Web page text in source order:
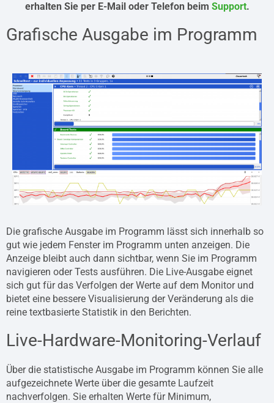
erhalten Sie per E-Mail oder Telefon beim Support.
Grafische Ausgabe im Programm
Die grafische Ausgabe im Programm lässt sich innerhalb so
gut wie jedem Fenster im Programm unten anzeigen. Die
Anzeige bleibt auch dann sichtbar, wenn Sie im Programm
navigieren oder Tests ausführen. Die Live-Ausgabe eignet
sich gut für das Verfolgen der Werte auf dem Monitor und
bietet eine bessere Visualisierung der Veränderung als die
reine textbasierte Statistik in den Berichten.
Live-Hardware-Monitoring-Verlauf
Über die statistische Ausgabe im Programm können Sie alle
aufgezeichnete Werte über die gesamte Laufzeit
nachverfolgen. Sie erhalten Werte für Minimum,